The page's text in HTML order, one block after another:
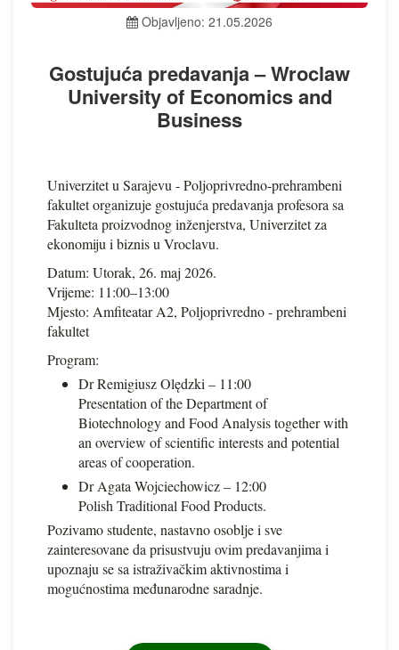
Objavljeno: 21.05.2026
Gostujuća predavanja – Wroclaw
University of Economics and
Business
Univerzitet u Sarajevu - Poljoprivredno-prehrambeni
fakultet organizuje gostujuća predavanja profesora sa
Fakulteta proizvodnog inženjerstva, Univerzitet za
ekonomiju i biznis u Vroclavu.
Datum: Utorak, 26. maj 2026.
Vrijeme: 11:00–13:00
Mjesto: Amfiteatar A2, Poljoprivredno - prehrambeni
fakultet
Program:
Dr Remigiusz Olędzki – 11:00
Presentation of the Department of
Biotechnology and Food Analysis together with
an overview of scientific interests and potential
areas of cooperation.
Dr Agata Wojciechowicz – 12:00
Polish Traditional Food Products.
Pozivamo studente, nastavno osoblje i sve
zainteresovane da prisustvuju ovim predavanjima i
upoznaju se sa istraživačkim aktivnostima i
mogućnostima međunarodne saradnje.